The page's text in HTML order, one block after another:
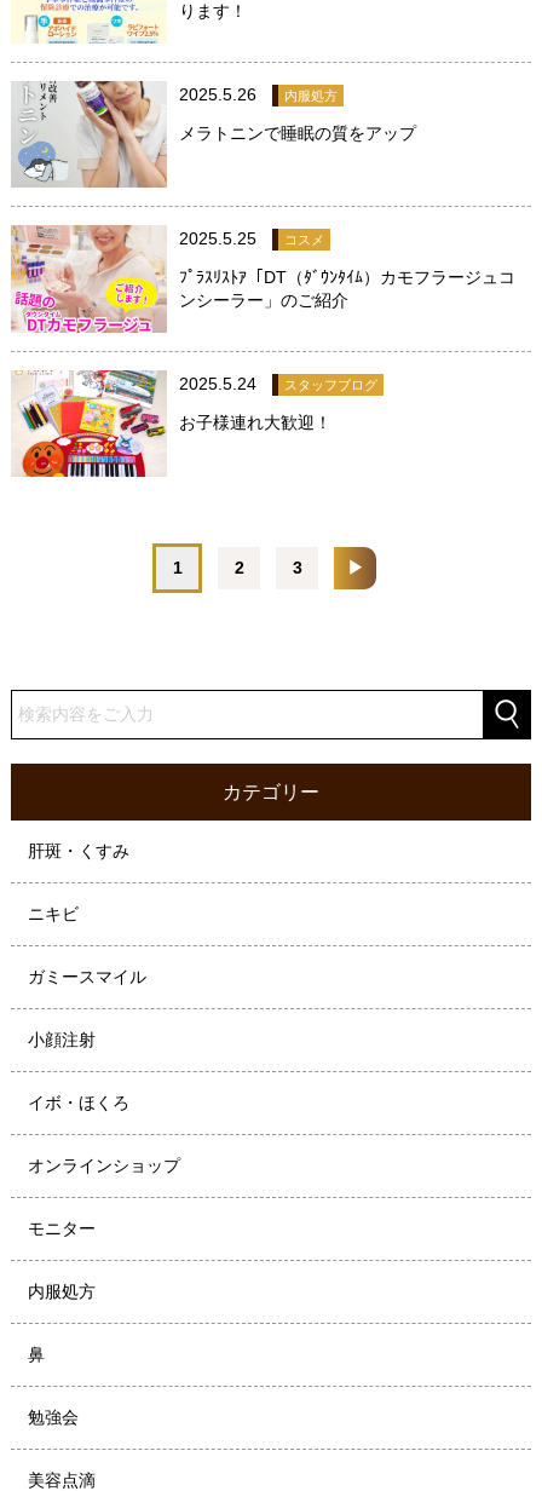
ります！
2025.5.26 内服処方
メラトニンで睡眠の質をアップ
2025.5.25 コスメ
ﾌﾟﾗｽﾘｽﾄｱ「DT（ﾀﾞｳﾝﾀｲﾑ）カモフラージュコ
ンシーラー」のご紹介
2025.5.24 スタッフブログ
お子様連れ大歓迎！
1 2 3 ▶
カテゴリー
肝斑・くすみ
ニキビ
ガミースマイル
小顔注射
イボ・ほくろ
オンラインショップ
モニター
内服処方
鼻
勉強会
美容点滴